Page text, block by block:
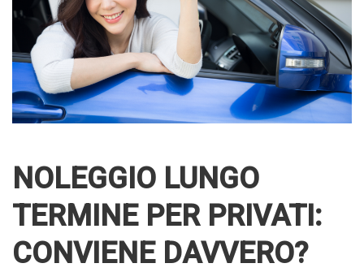
NOLEGGIO LUNGO
TERMINE PER PRIVATI:
CONVIENE DAVVERO?